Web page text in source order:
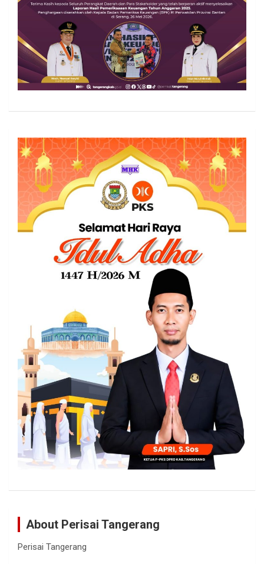
About Perisai Tangerang
Perisai Tangerang